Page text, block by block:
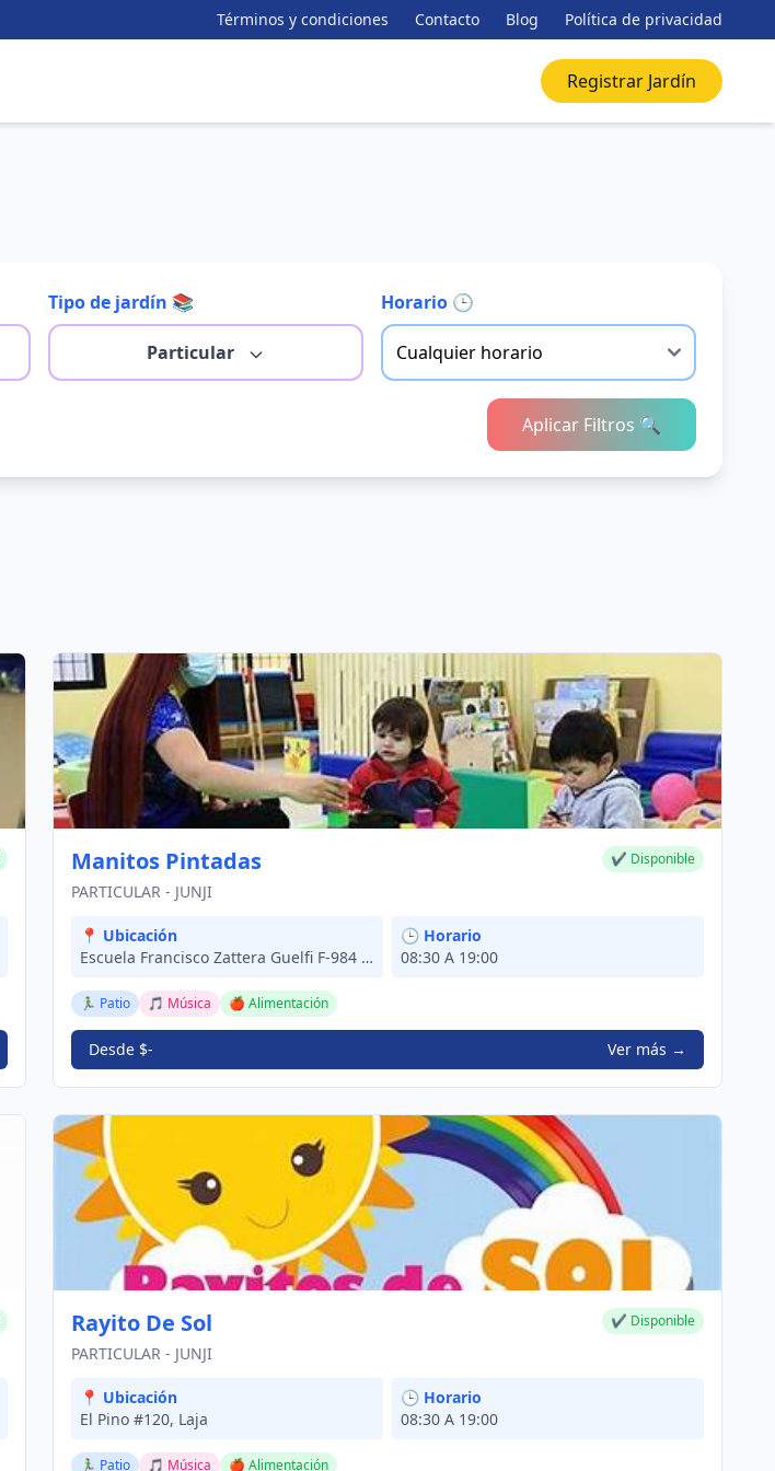
Términos y condiciones Contacto Blog Política de privacidad
Registrar Jardín
Tipo de jardín 📚
Particular
Horario 🕒
Aplicar Filtros 🔍
Manitos Pintadas
PARTICULAR - JUNJI
✔ Disponible
📍 Ubicación
Escuela Francisco Zattera Guelfi F-984 Sta. Elena, Laja
🕒 Horario
08:30 A 19:00
🏃‍♂️ Patio 🎵 Música 🍎 Alimentación
Desde $- Ver más →
Rayito De Sol
PARTICULAR - JUNJI
✔ Disponible
📍 Ubicación
El Pino #120, Laja
🕒 Horario
08:30 A 19:00
🏃‍♂️ Patio 🎵 Música 🍎 Alimentación